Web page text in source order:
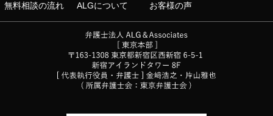
無料相談の流れ ALGについて お客様の声